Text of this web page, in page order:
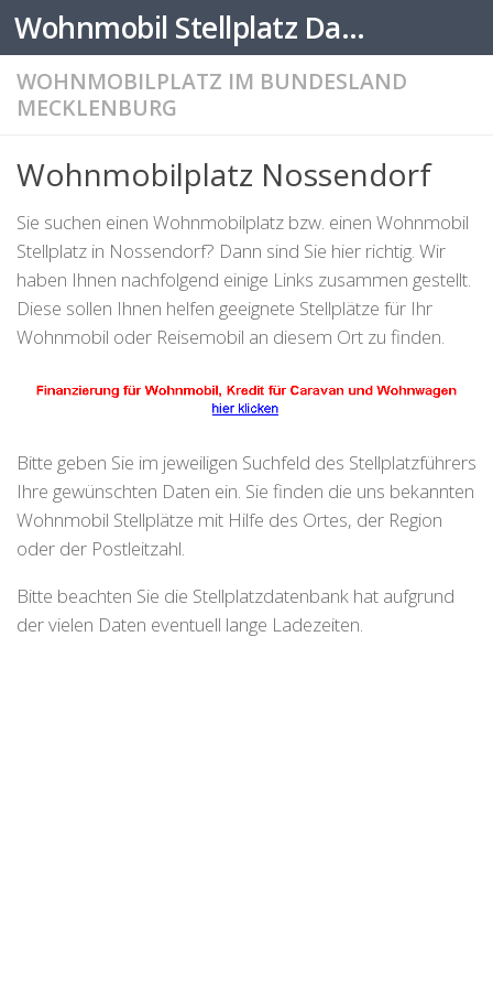
Zum Inhalt springen Wohnmobil Stellplatz Datenbank
WOHNMOBILPLATZ IM BUNDESLAND
MECKLENBURG
Wohnmobilplatz Nossendorf
Sie suchen einen Wohnmobilplatz bzw. einen Wohnmobil
Stellplatz in Nossendorf? Dann sind Sie hier richtig. Wir
haben Ihnen nachfolgend einige Links zusammen gestellt.
Diese sollen Ihnen helfen geeignete Stellplätze für Ihr
Wohnmobil oder Reisemobil an diesem Ort zu finden.
Bitte geben Sie im jeweiligen Suchfeld des Stellplatzführers
Ihre gewünschten Daten ein. Sie finden die uns bekannten
Wohnmobil Stellplätze mit Hilfe des Ortes, der Region
oder der Postleitzahl.
Bitte beachten Sie die Stellplatzdatenbank hat aufgrund
der vielen Daten eventuell lange Ladezeiten.